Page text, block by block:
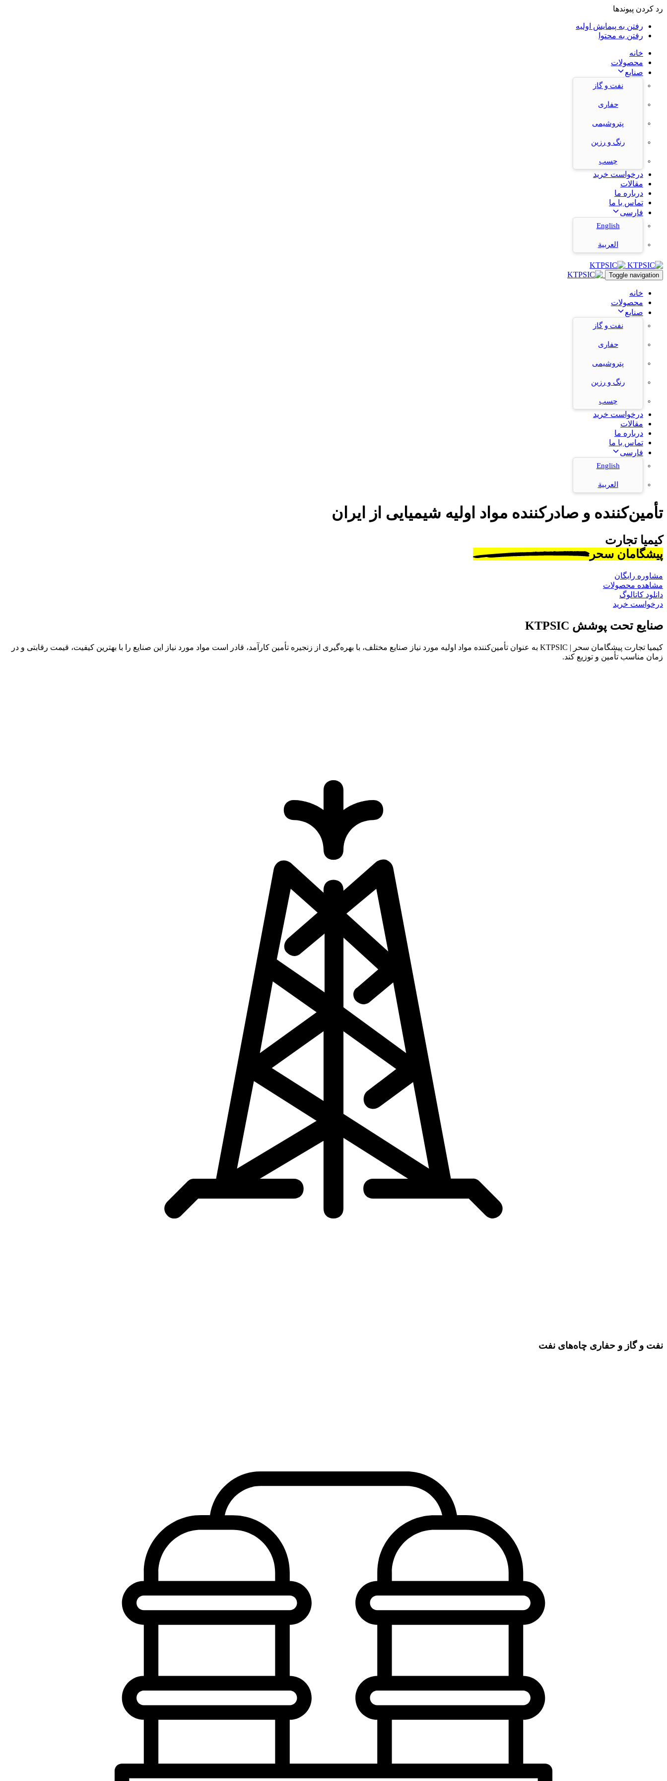
رد کردن پیوندها
رفتن به پیمایش اولیه
رفتن به محتوا
خانه
محصولات
صنایع
نفت و گاز
حفاری
پتروشیمی
رنگ و رزین
چسب
درخواست خرید
مقالات
درباره ما
تماس با ما
فارسی
English
العربية
Toggle navigation
خانه
محصولات
صنایع
نفت و گاز
حفاری
پتروشیمی
رنگ و رزین
چسب
درخواست خرید
مقالات
درباره ما
تماس با ما
فارسی
English
العربية
تأمین‌کننده و صادرکننده مواد اولیه شیمیایی از ایران
کیمیا تجارت
پیشگامان سحر
مشاوره رایگان
مشاهده محصولات
دانلود کاتالوگ
درخواست خرید
صنایع تحت پوشش KTPSIC
کیمیا تجارت پیشگامان سحر | KTPSIC به عنوان تأمین‌کننده مواد اولیه مورد نیاز صنایع مختلف، با بهره‌گیری از زنجیره تأمین کارآمد، قادر است مواد مورد نیاز این صنایع را با بهترین کیفیت، قیمت رقابتی و در
زمان مناسب تأمین و توزیع کند.
نفت و گاز و حفاری چاه‌های نفت